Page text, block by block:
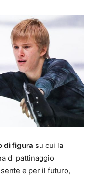
di figura su cui la
di pattinaggio
e per il futuro,